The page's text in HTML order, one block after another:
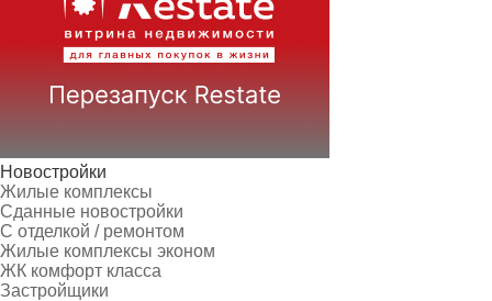
Новостройки
Жилые комплексы
Сданные новостройки
С отделкой / ремонтом
Жилые комплексы эконом
ЖК комфорт класса
Застройщики